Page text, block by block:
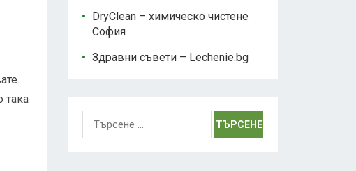
така
DryClean – химическо чистене
София
Здравни съвети – Lechenie.bg
Търсене